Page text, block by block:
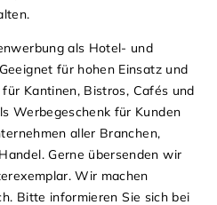
als Hotel- und
für hohen Einsatz und
Kantinen, Bistros, Cafés und
Werbegeschenk für Kunden
aller Branchen,
Gerne übersenden wir
Wir machen
Bitte informieren Sie sich bei